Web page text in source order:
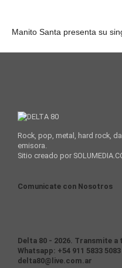
Manito Santa presenta su
Rock, pop, metal, hard rock,
emisora.
Sitio creado por
Comunicate con Nosotros
Delta 80 - 2026. Transmite
Whatsapp: +54 911 5833
delta80@live.com.ar